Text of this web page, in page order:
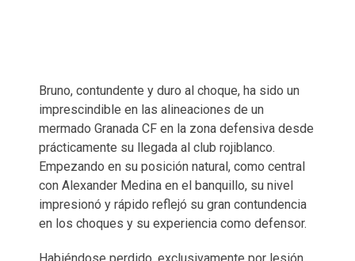
Bruno, contundente y duro al choque, ha sido un
imprescindible en las alineaciones de un
mermado Granada CF en la zona defensiva desde
prácticamente su llegada al club rojiblanco.
Empezando en su posición natural, como central
con Alexander Medina en el banquillo, su nivel
impresionó y rápido reflejó su gran contundencia
en los choques y su experiencia como defensor.